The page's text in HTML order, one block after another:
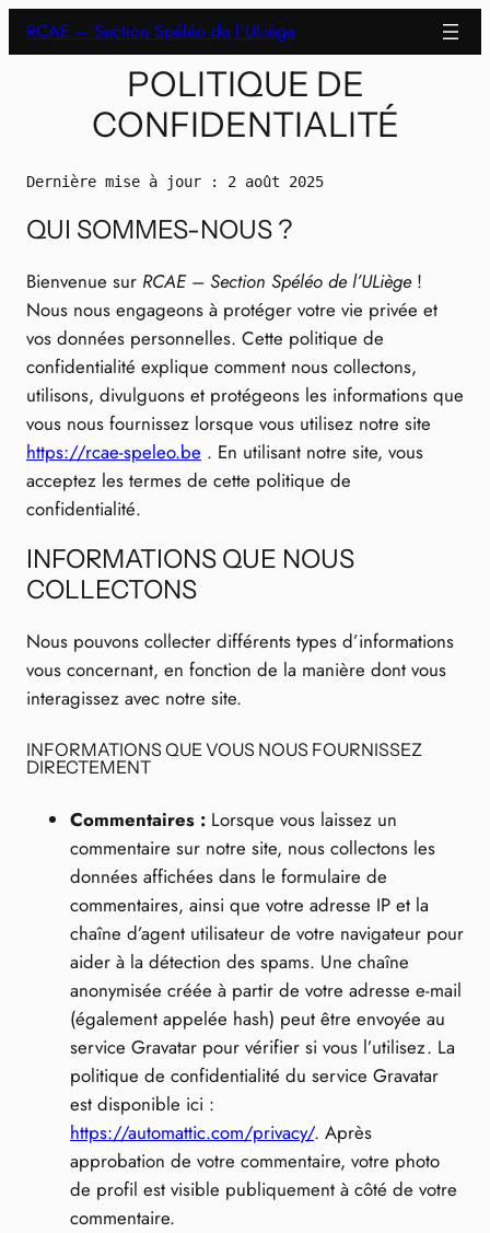
Aller
au
RCAE – Section Spéléo de l'ULiège
POLITIQUE DE
CONFIDENTIALITÉ
Dernière mise à jour : 2 août 2025
QUI SOMMES-NOUS ?
Bienvenue sur RCAE – Section Spéléo de l’ULiège!
Nous nous engageons à protéger votre vie privée et
vos données personnelles. Cette politique de
confidentialité explique comment nous collectons,
utilisons, divulguons et protégeons les informations que
vous nous fournissez lorsque vous utilisez notre site
https://rcae-speleo.be . En utilisant notre site, vous
acceptez les termes de cette politique de
confidentialité.
INFORMATIONS QUE NOUS
COLLECTONS
Nous pouvons collecter différents types d’informations
vous concernant, en fonction de la manière dont vous
interagissez avec notre site.
INFORMATIONS QUE VOUS NOUS FOURNISSEZ
DIRECTEMENT
Commentaires : Lorsque vous laissez un
commentaire sur notre site, nous collectons les
données affichées dans le formulaire de
commentaires, ainsi que votre adresse IP et la
chaîne d’agent utilisateur de votre navigateur pour
aider à la détection des spams. Une chaîne
anonymisée créée à partir de votre adresse e-mail
(également appelée hash) peut être envoyée au
service Gravatar pour vérifier si vous l’utilisez. La
politique de confidentialité du service Gravatar
est disponible ici :
https://automattic.com/privacy/. Après
approbation de votre commentaire, votre photo
de profil est visible publiquement à côté de votre
commentaire.